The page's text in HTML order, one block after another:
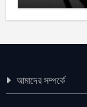
আমাদের সম্পর্কে